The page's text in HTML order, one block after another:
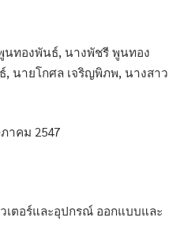
นทองพันธ์, นางพัชรี พูนทอง
นายโกศล เจริญพิภพ, นางสาว
าคม 2547
เตอร์และอุปกรณ์ ออกแบบและ